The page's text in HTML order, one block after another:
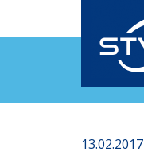
13.02.2017